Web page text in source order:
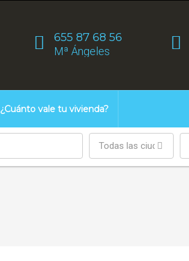
655 87 68 56
Mª Ángeles
¿Cuánto vale tu vivienda?
Todas las ciudades